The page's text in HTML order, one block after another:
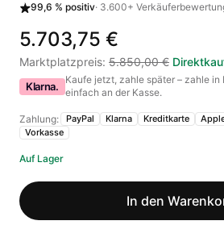
99,6 % positiv· 3.600+
5.703,75 €
Marktplatzpreis: 5.850,00 €
Klarna. Kaufe jetzt, zahle später – zahle in
einfach an der Kasse.
Zahlung: PayPal Klarna Kreditkarte
Vorkasse
Auf Lager
In den